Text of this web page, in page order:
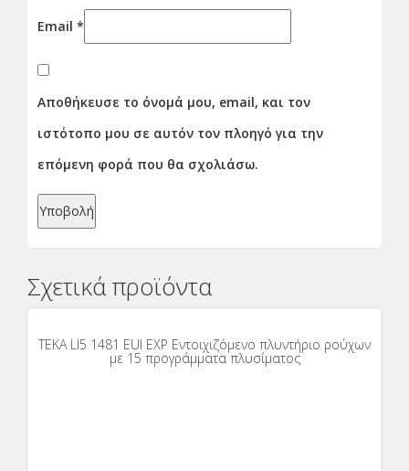
Email *
Αποθήκευσε το όνομά μου, email, και τον
ιστότοπο μου σε αυτόν τον πλοηγό για την
επόμενη φορά που θα σχολιάσω.
Σχετικά προϊόντα
TEKA LI5 1481 EUI EXP Εντοιχιζόμενο πλυντήριο ρούχων
με 15 προγράμματα πλυσίματος